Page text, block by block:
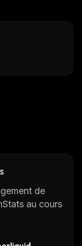
de
au cours